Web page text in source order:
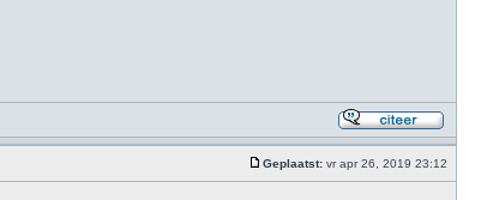
Geplaatst: vr apr 26, 2019 23:12